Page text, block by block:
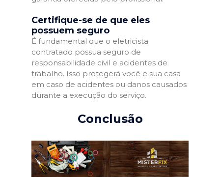
Certifique-se de que eles
possuem seguro
É fundamental que o eletricista
contratado possua seguro de
responsabilidade civil e acidentes de
trabalho. Isso protegerá você e sua casa
em caso de acidentes ou danos causados
durante a execução do serviço.
Conclusão